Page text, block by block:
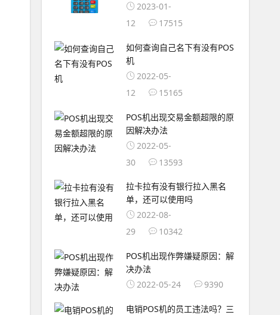
2023-01-
12
17515
如何查询自己名下有没有POS
机
2022-05-
12
15165
POS机出现交易金额超限的原
因解决办法
2022-05-
30
13593
拉卡拉有没有银行拉入黑名
单，还可以使用吗
2022-08-
29
10342
POS机出现作弊嫌疑原因：解
决办法
2022-05-24
9390
电销POS机的员工违法吗？三